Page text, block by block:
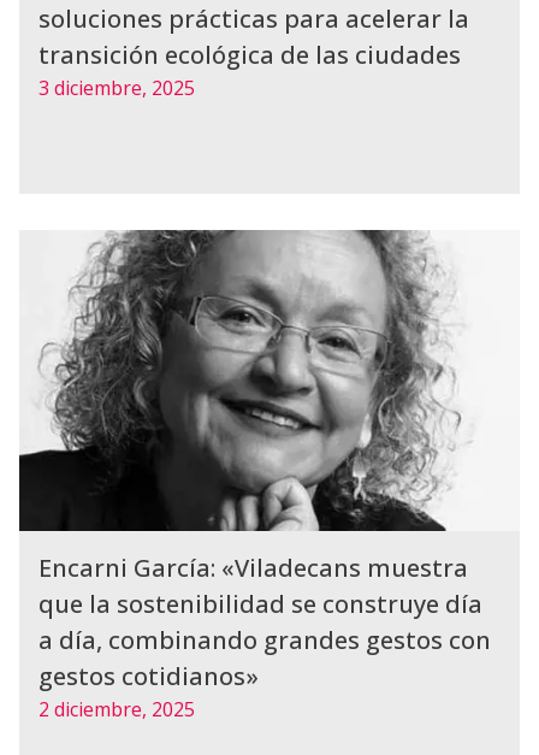
soluciones prácticas para acelerar la
transición ecológica de las ciudades
3 diciembre, 2025
Encarni García: «Viladecans muestra
que la sostenibilidad se construye día
a día, combinando grandes gestos con
gestos cotidianos»
2 diciembre, 2025